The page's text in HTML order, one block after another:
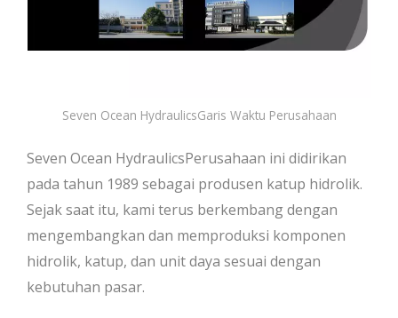
Seven Ocean HydraulicsGaris Waktu Perusahaan
Seven Ocean HydraulicsPerusahaan ini didirikan
pada tahun 1989 sebagai produsen katup hidrolik.
Sejak saat itu, kami terus berkembang dengan
mengembangkan dan memproduksi komponen
hidrolik, katup, dan unit daya sesuai dengan
kebutuhan pasar.